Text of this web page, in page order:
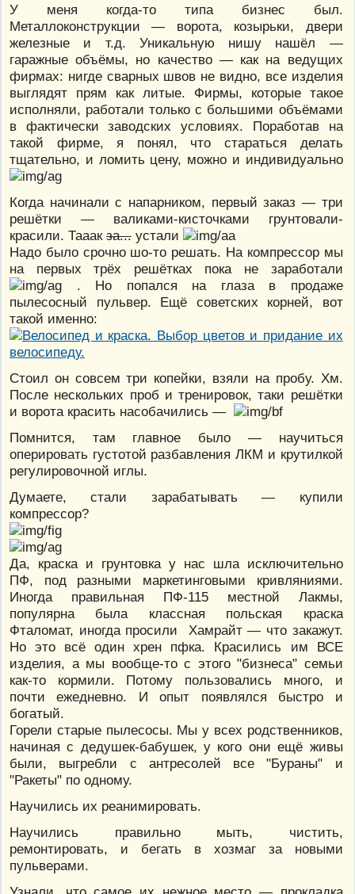
У меня когда-то типа бизнес был.
Металлоконструкции — ворота, козырьки, двери
железные и т.д. Уникальную нишу нашёл —
гаражные объёмы, но качество — как на ведущих
фирмах: нигде сварных швов не видно, все изделия
выглядят прям как литые. Фирмы, которые такое
исполняли, работали только с большими объёмами
в фактически заводских условиях. Поработав на
такой фирме, я понял, что стараться делать
тщательно, и ломить цену, можно и индивидуально
Когда начинали с напарником, первый заказ — три
решётки — валиками-кисточками грунтовали-
красили. Тааак за... устали
Надо было срочно шо-то решать. На компрессор мы
на первых трёх решётках пока не заработали
. Но попался на глаза в продаже
пылесосный пульвер. Ещё советских корней, вот
такой именно:
Стоил он совсем три копейки, взяли на пробу. Хм.
После нескольких проб и тренировок, таки решётки
и ворота красить насобачились —
Помнится, там главное было — научиться
оперировать густотой разбавления ЛКМ и крутилкой
регулировочной иглы.
Думаете, стали зарабатывать — купили
компрессор?
Да, краска и грунтовка у нас шла исключительно
ПФ, под разными маркетинговыми кривляниями.
Иногда правильная ПФ-115 местной Лакмы,
популярна была классная польская краска
Фталомат, иногда просили Хамрайт — что закажут.
Но это всё один хрен пфка. Красились им ВСЕ
изделия, а мы вообще-то с этого "бизнеса" семьи
как-то кормили. Потому пользовались много, и
почти ежедневно. И опыт появлялся быстро и
богатый.
Горели старые пылесосы. Мы у всех родственников,
начиная с дедушек-бабушек, у кого они ещё живы
были, выгребли с антресолей все "Бураны" и
"Ракеты" по одному.
Научились их реанимировать.
Научились правильно мыть, чистить,
ремонтировать, и бегать в хозмаг за новыми
пульверами.